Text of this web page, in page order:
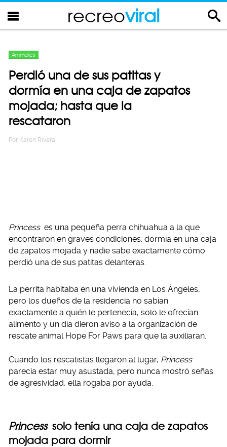
recreoviral
Animales
Perdió una de sus patitas y
dormía en una caja de zapatos
mojada; hasta que la
rescataron
Por Karen Rivera
Princess es una pequeña perra chihuahua a la que
encontraron en graves condiciones: dormía en una caja
de zapatos mojada y nadie sabe exactamente cómo
perdió una de sus patitas delanteras.
La perrita habitaba en una vivienda en Los Ángeles,
pero los dueños de la residencia no sabían
exactamente a quién le pertenecía, solo le ofrecían
alimento y un día dieron aviso a la organización de
rescate animal Hope For Paws para que la auxiliaran.
Cuando los rescatistas llegaron al lugar, Princess
parecía estar muy asustada, pero nunca mostró señas
de agresividad, ella rogaba por ayuda.
Princess solo tenía una caja de zapatos
mojada para dormir